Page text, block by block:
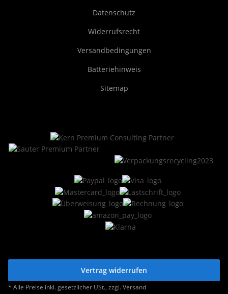
Datenschutz
Widerrufsrecht
Versandbedingungen
Batteriehinweis
Sitemap
Vertrag widerrufen
* Alle Preise inkl. gesetzlicher USt., zzgl.Versand